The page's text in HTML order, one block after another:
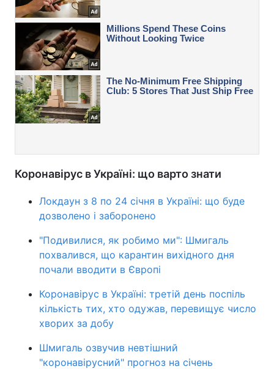
Коронавірус в Україні: що варто знати
Локдаун з 8 по 24 січня в Україні: що буде
дозволено і заборонено
"Подивилися, як робимо ми": Шмигаль
похвалився, що карантин вихідного дня
почали вводити в Європі
Коронавірус в Україні: третій день поспіль
кількість тих, хто одужав, перевищує число
хворих за добу
Шмигаль озвучив невтішний
"коронавірусний" прогноз на січень